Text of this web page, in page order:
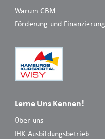
Warum CBM
Förderung und Finanzierung
Lerne Uns Kennen!
Über uns
IHK Ausbildungsbetrieb